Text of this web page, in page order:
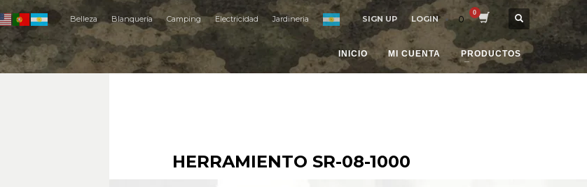
Belleza Blanquería Camping Electricidad Jardineria SIGN UP LOGIN 0
INICIO MI CUENTA PRODUCTOS
HERRAMIENTO SR-08-1000